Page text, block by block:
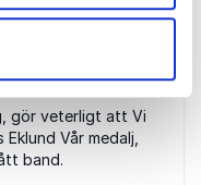
gör veterligt att Vi
Vår medalj,
band.